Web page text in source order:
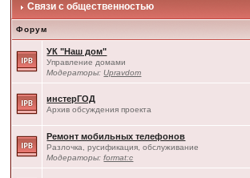
Связи с общественностью
Форум
УК "Наш дом"
Управление домами
Модераторы:Upravdom
инстерГОД
Архив обсуждения проекта
Ремонт мобильных телефонов
Разлочка, русификация, обслуживание
Модераторы:format:c